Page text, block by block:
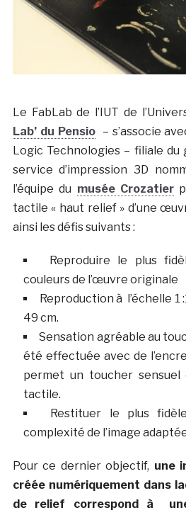
Le FabLab de l’IUT de
Lab’ du Pensio– s’associe
Logic Technologies – filiale du
service d’impression 3D
l’équipe du musée Crozatier
tactile « haut relief » d’une
ainsi les défis suivants :
Reproduire le plus
couleurs de l’œuvre originale
Reproduction à l’échelle 1
49 cm.
Sensation agréable au
été effectuée avec de
permet un toucher
tactile.
Restituer le plus
complexité de l’image
Pour ce dernier objectif, une
créée numériquement dans
de relief correspond à